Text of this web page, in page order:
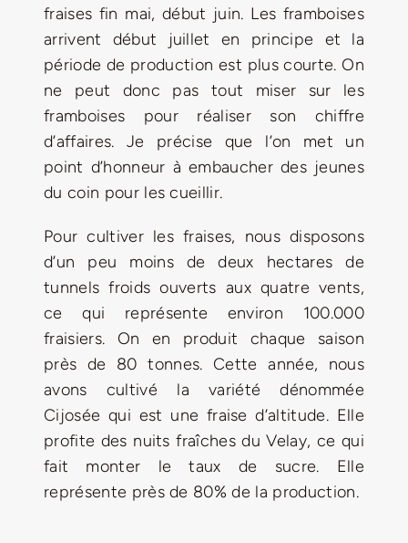
fraises fin mai, début juin. Les framboises
arrivent début juillet en principe et la
période de production est plus courte. On
ne peut donc pas tout miser sur les
framboises pour réaliser son chiffre
d’affaires. Je précise que l’on met un
point d’honneur à embaucher des jeunes
du coin pour les cueillir.
Pour cultiver les fraises, nous disposons
d’un peu moins de deux hectares de
tunnels froids ouverts aux quatre vents,
ce qui représente environ 100.000
fraisiers. On en produit chaque saison
près de 80 tonnes. Cette année, nous
avons cultivé la variété dénommée
Cijosée qui est une fraise d’altitude. Elle
profite des nuits fraîches du Velay, ce qui
fait monter le taux de sucre. Elle
représente près de 80% de la production.